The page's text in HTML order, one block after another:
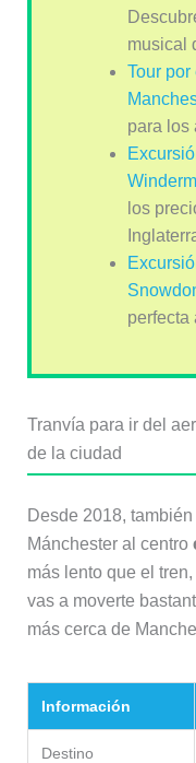
musical
Tour por
para los
los
perfecta
Tranvía para ir del
de la ciudad
Desde 2018,
Mánchester al centro
más lento que el
vas a moverte
más cerca de
Información
Destino